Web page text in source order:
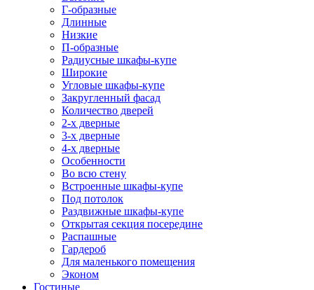
Г-образные
Длинные
Низкие
П-образные
Радиусные шкафы-купе
Широкие
Угловые шкафы-купе
Закругленный фасад
Количество дверей
2-х дверные
3-х дверные
4-х дверные
Особенности
Во всю стену
Встроенные шкафы-купе
Под потолок
Раздвижные шкафы-купе
Открытая секция посередине
Распашные
Гардероб
Для маленького помещения
Эконом
Гостиные